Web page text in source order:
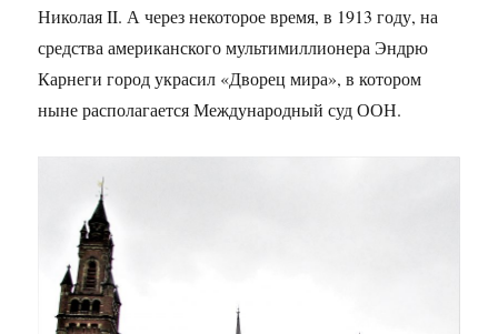
Николая II. А через некоторое время, в 1913 году, на
средства американского мультимиллионера Эндрю
Карнеги город украсил «Дворец мира», в котором
ныне располагается Международный суд ООН.